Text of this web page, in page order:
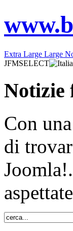
Extra Large Large
JFMSELECT
Notizie
Con
di